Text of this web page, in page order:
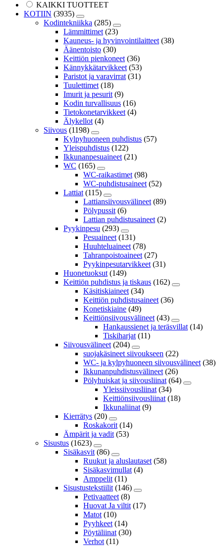
KAIKKI TUOTTEET
KOTIIN (3935)
Kodintekniikka (285)
Lämmittimet (23)
Kauneus- ja hyvinvointilaitteet (38)
Äänentoisto (30)
Keittiön pienkoneet (36)
Kännykkätarvikkeet (53)
Paristot ja varavirrat (31)
Tuulettimet (18)
Imurit ja pesurit (9)
Kodin turvallisuus (16)
Tietokonetarvikkeet (4)
Älykellot (4)
Siivous (1198)
Kylpyhuoneen puhdistus (57)
Yleispuhdistus (122)
Ikkunanpesuaineet (21)
WC (165)
WC-raikastimet (98)
WC-puhdistusaineet (52)
Lattiat (115)
Lattiansiivousvälineet (89)
Pölypussit (6)
Lattian puhdistusaineet (2)
Pyykinpesu (293)
Pesuaineet (131)
Huuhteluaineet (78)
Tahranpoistoaineet (27)
Pyykinpesutarvikkeet (31)
Huonetuoksut (149)
Keittiön puhdistus ja tiskaus (162)
Käsitiskiaineet (34)
Keittiön puhdistusaineet (36)
Konetiskiaine (49)
Keittiönsiivousvälineet (43)
Hankaussienet ja teräsvillat (14)
Tiskiharjat (11)
Siivousvälineet (204)
suojakäsineet siivoukseen (22)
WC- ja kylpyhuoneen siivousvälineet (38)
Ikkunanpuhdistusvälineet (26)
Pölyhuiskat ja siivousliinat (64)
Yleissiivousliinat (34)
Keittiönsiivousliinat (18)
Ikkunaliinat (9)
Kierrätys (20)
Roskakorit (14)
Ämpärit ja vadit (53)
Sisustus (1623)
Sisäkasvit (86)
Ruukut ja aluslautaset (58)
Sisäkasvimullat (4)
Amppelit (11)
Sisustustekstiilit (146)
Petivaatteet (8)
Huovat Ja viltit (17)
Matot (10)
Pyyhkeet (14)
Pöytäliinat (30)
Verhot (11)